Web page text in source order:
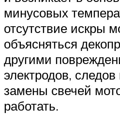
минусовых
отсутствие искры
объясняться
другими
электродов,
замены свечей
работать.